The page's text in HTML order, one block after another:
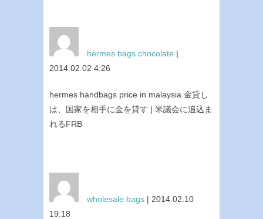
hermes bags chocolate |
2014.02.02 4:26
hermes handbags price in malaysia 金貸し
は、国家を相手に金を貸す | 米議会に追込ま
れるFRB
wholesale bags | 2014.02.10
19:18